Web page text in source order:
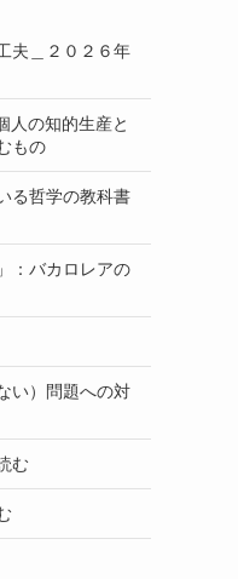
夫＿２０２６年
人の知的生産と
もの
る哲学の教科書
：バカロレアの
い）問題への対
む